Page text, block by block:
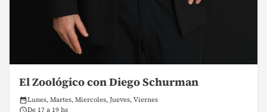
El Zoológico con Diego Schurman
Lunes, Martes, Miercoles, Jueves, Viernes
De 17 a 19 hs